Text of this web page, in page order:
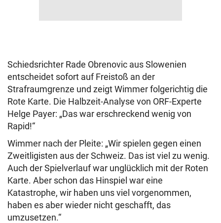
Schiedsrichter Rade Obrenovic aus Slowenien
entscheidet sofort auf Freistoß an der
Strafraumgrenze und zeigt Wimmer folgerichtig die
Rote Karte. Die Halbzeit-Analyse von ORF-Experte
Helge Payer: „Das war erschreckend wenig von
Rapid!“
Wimmer nach der Pleite: „Wir spielen gegen einen
Zweitligisten aus der Schweiz. Das ist viel zu wenig.
Auch der Spielverlauf war unglücklich mit der Roten
Karte. Aber schon das Hinspiel war eine
Katastrophe, wir haben uns viel vorgenommen,
haben es aber wieder nicht geschafft, das
umzusetzen.“